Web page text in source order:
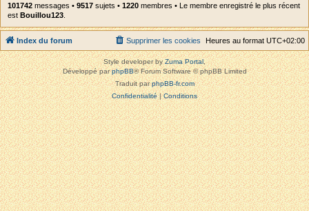
101742 messages • 9517 sujets • 1220 membres • Le membre enregistré le plus récent
est Bouillou123
Index du forum Heures au format UTC+02:00
Supprimer les cookies
Style developer byZuma Portal,
Développé parphpBB® Forum Software © phpBB Limited
Traduit parphpBB-fr.com
Confidentialité|Conditions